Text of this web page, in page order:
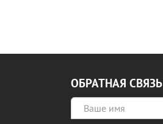
ОБРАТНАЯ СВЯЗЬ